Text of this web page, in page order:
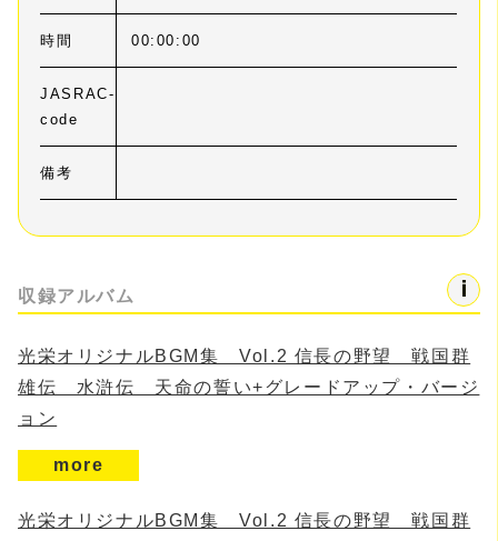
時間 00:00:00
JASRAC-
code
備考
収録アルバム
光栄オリジナルBGM集 Vol.2 信長の野望 戦国群
雄伝 水滸伝 天命の誓い+グレードアップ・バージ
ョン
more
光栄オリジナルBGM集 Vol.2 信長の野望 戦国群